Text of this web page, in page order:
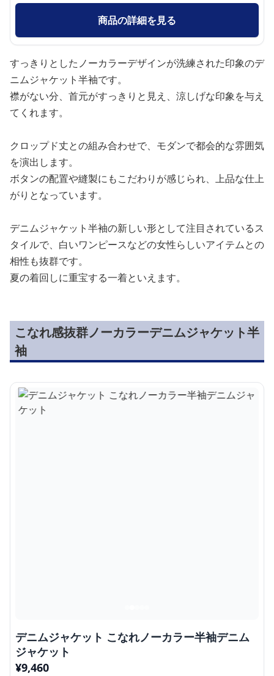
商品の詳細を見る
すっきりとしたノーカラーデザインが洗練された印象のデ
ニムジャケット半袖です。
襟がない分、首元がすっきりと見え、涼しげな印象を与え
てくれます。
クロップド丈との組み合わせで、モダンで都会的な雰囲気
を演出します。
ボタンの配置や縫製にもこだわりが感じられ、上品な仕上
がりとなっています。
デニムジャケット半袖の新しい形として注目されているス
タイルで、白いワンピースなどの女性らしいアイテムとの
相性も抜群です。
夏の着回しに重宝する一着といえます。
こなれ感抜群ノーカラーデニムジャケット半
袖
デニムジャケット こなれノーカラー半袖デニム
ジャケット
¥9,460